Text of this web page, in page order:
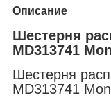
Описание
Шестерня
MD313741
Шестерня
MD313741